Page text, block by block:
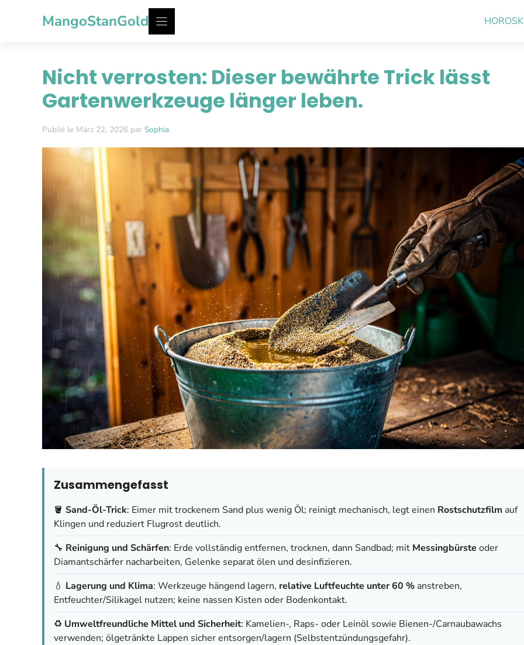
MangoStanGold
Nicht verrosten: Dieser bewährte Trick lässt
Gartenwerkzeuge länger leben.
Publié le März 22, 2026 par Sophia
Zusammengefasst
🪣 Sand-Öl-Trick: Eimer mit trockenem Sand plus wenig Öl; reinigt mechanisch, legt einen Rostschutzfilm auf
Klingen und reduziert Flugrost deutlich.
🔧 Reinigung und Schärfen: Erde vollständig entfernen, trocknen, dann Sandbad; mit Messingbürste oder
Diamantschärfer nacharbeiten, Gelenke separat ölen und desinfizieren.
💧 Lagerung und Klima: Werkzeuge hängend lagern, relative Luftfeuchte unter 60 % anstreben,
Entfeuchter/Silikagel nutzen; keine nassen Kisten oder Bodenkontakt.
♻️ Umweltfreundliche Mittel und Sicherheit: Kamelien-, Raps- oder Leinöl sowie Bienen-/Carnaubawachs
verwenden; ölgetränkte Lappen sicher entsorgen/lagern (Selbstentzündungsgefahr).